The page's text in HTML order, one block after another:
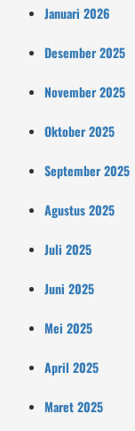
Januari 2026
Desember 2025
November 2025
Oktober 2025
September 2025
Agustus 2025
Juli 2025
Juni 2025
Mei 2025
April 2025
Maret 2025